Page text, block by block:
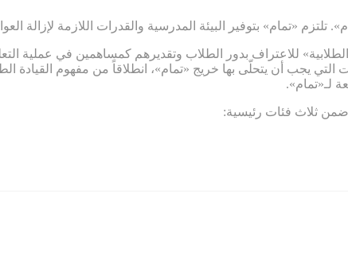
«تمام» بتوفير البيئة المدرسية والقدرات اللازمة لإزالة
للاعتراف بدور الطلاب وتقديرهم كمساهمين في عملية
التي يجب أن يتحلّى بها خريج «تمام»، انطلاقاً من مفهوم
لـ«تمام».
ثلاث فئات رئيسية: